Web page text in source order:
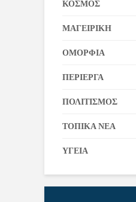
ΚΟΣΜΟΣ
ΜΑΓΕΙΡΙΚΗ
ΟΜΟΡΦΙΑ
ΠΕΡΙΕΡΓΑ
ΠΟΛΙΤΙΣΜΟΣ
ΤΟΠΙΚΑ ΝΕΑ
ΥΓΕΙΑ